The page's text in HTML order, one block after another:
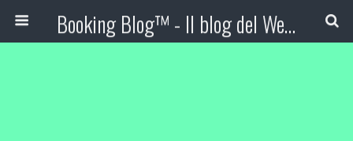
Booking Blog™ - Il blog del Web Marketing Turistico